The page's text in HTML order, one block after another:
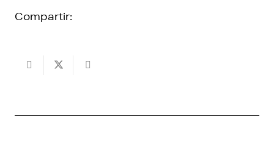
Compartir: